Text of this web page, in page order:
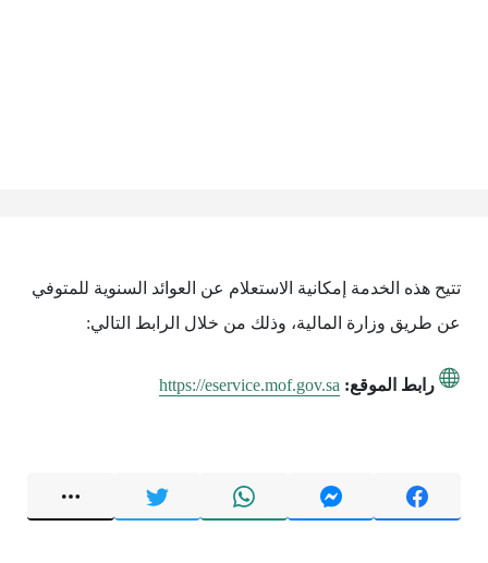
تتيح هذه الخدمة إمكانية الاستعلام عن العوائد السنوية للمتوفي
عن طريق وزارة المالية، وذلك من خلال الرابط التالي:
رابط الموقع: https://eservice.mof.gov.sa